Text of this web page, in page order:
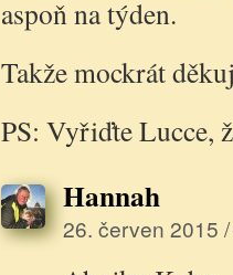
aspoň na týden.
Takže mockrát
PS: Vyřiďte Lucce,
Hannah
26. červen 2015